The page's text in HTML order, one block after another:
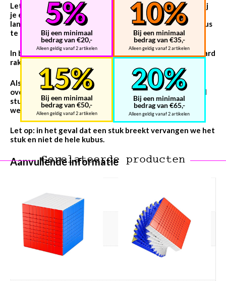
Let op: dit kan gebeuren met een gloednieuwe kubus bij
je eerste oplossing. Het is altijd een goed idee om wat
langzame bochten te maken en de spanning van de kubus
te controleren.
In beide gevallen kun je een beetje geïrriteerd en verward
raken over hoe je het weer in elkaar kunt zetten.
Als je kubus is ontploft en je een stapel stukken
overhoudt of als je kubus is gesprongen en er een enkel
stuk of een paar stukjes uit zijn gekomen, laat het ons
weten dan kunnen wij een instructie filmpje toesturen.
Let op: in het geval dat een stuk breekt vervangen we het
stuk en niet de hele kubus.
Aanvullende informatie
294 g
Afmetingen
120 × 85 × 80 mm
Bij een minimaal
bedrag van €20,-
Alleen geldig vanaf 2 artikelen
Bij een minimaal
bedrag van €35,-
Alleen geldig vanaf 2 artikelen
Bij een minimaal
bedrag van €50,-
Alleen geldig vanaf 2 artikelen
Bij een minimaal
bedrag van €65,-
Alleen geldig vanaf 2 artikelen
Gerelateerde producten